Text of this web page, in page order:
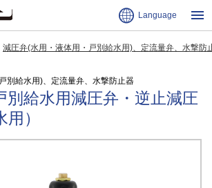
Language
減圧弁(水用・液体用・戸別給水用)、定流量弁、水撃防
別給水用)、定流量弁、水撃防止器
別給水用減圧弁・逆止減圧
）